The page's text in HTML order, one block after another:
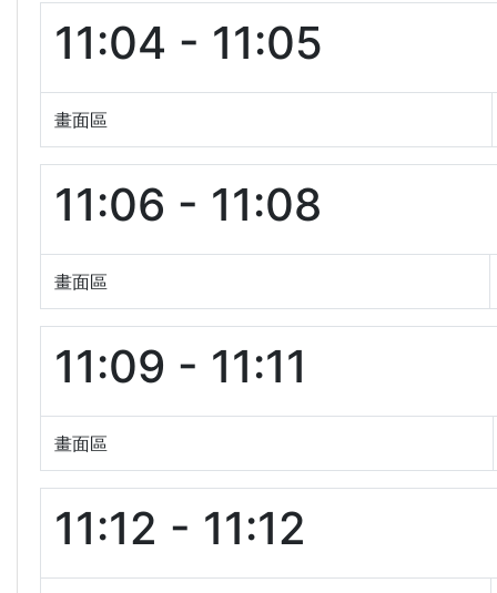
11:04 - 11:05
畫面區
11:06 - 11:08
畫面區
11:09 - 11:11
畫面區
11:12 - 11:12